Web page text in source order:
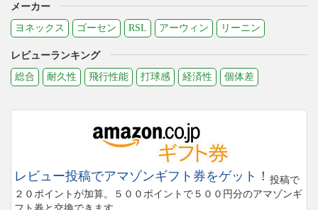
メーカー
ヨネックス
ゴーセン RSL アーウィン リーニン
レビューランキング
総合
耐久性 飛行性能 打球感 経済性 個体差
レビュー投稿でアマゾンギフト券をゲット！ 投稿で
２０ポイントが加算。５００ポイントで５００円分のアマゾンギ